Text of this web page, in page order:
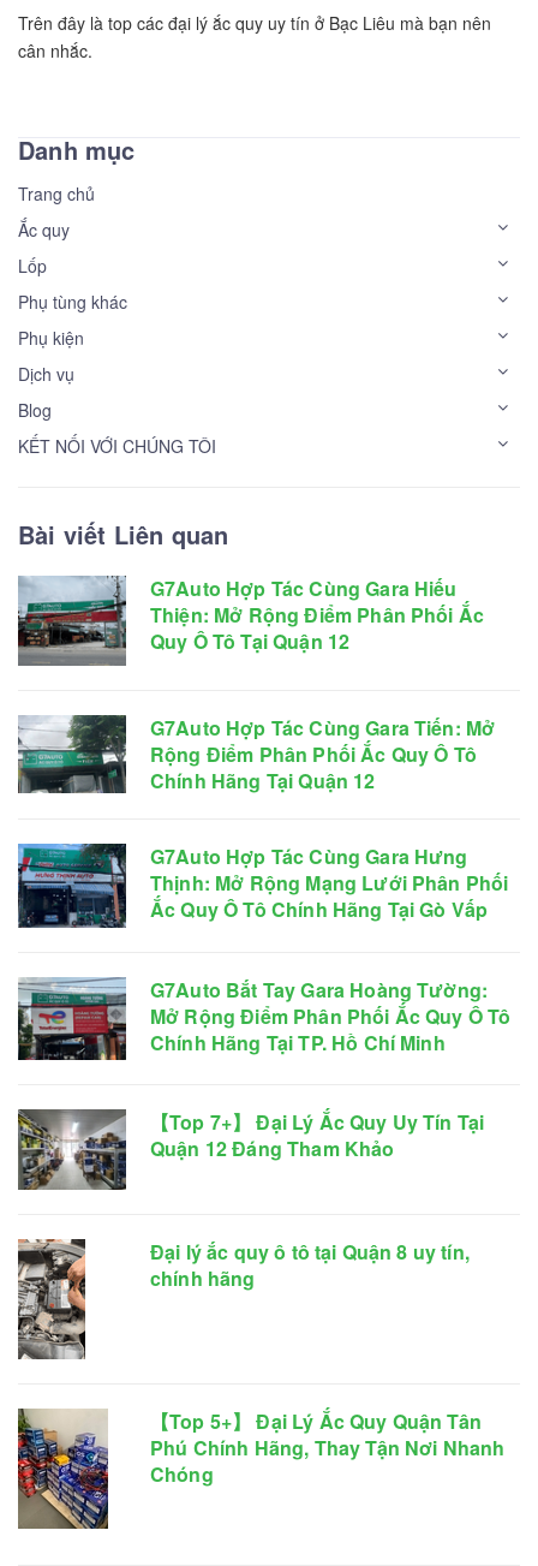
Trên đây là top các đại lý ắc quy uy tín ở Bạc Liêu mà bạn nên
cân nhắc.
Danh mục
Trang chủ
Ắc quy
Lốp
Phụ tùng khác
Phụ kiện
Dịch vụ
Blog
KẾT NỐI VỚI CHÚNG TÔI
Bài viết Liên quan
G7Auto Hợp Tác Cùng Gara Hiếu
Thiện: Mở Rộng Điểm Phân Phối Ắc
Quy Ô Tô Tại Quận 12
G7Auto Hợp Tác Cùng Gara Tiến: Mở
Rộng Điểm Phân Phối Ắc Quy Ô Tô
Chính Hãng Tại Quận 12
G7Auto Hợp Tác Cùng Gara Hưng
Thịnh: Mở Rộng Mạng Lưới Phân Phối
Ắc Quy Ô Tô Chính Hãng Tại Gò Vấp
G7Auto Bắt Tay Gara Hoàng Tường:
Mở Rộng Điểm Phân Phối Ắc Quy Ô Tô
Chính Hãng Tại TP. Hồ Chí Minh
【Top 7+】 Đại Lý Ắc Quy Uy Tín Tại
Quận 12 Đáng Tham Khảo
Đại lý ắc quy ô tô tại Quận 8 uy tín,
chính hãng
【Top 5+】 Đại Lý Ắc Quy Quận Tân
Phú Chính Hãng, Thay Tận Nơi Nhanh
Chóng